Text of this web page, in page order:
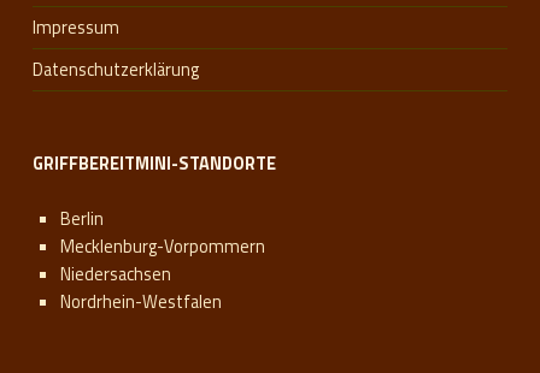
Impressum
Datenschutzerklärung
GRIFFBEREITMINI-STANDORTE
Berlin
Mecklenburg-Vorpommern
Niedersachsen
Nordrhein-Westfalen